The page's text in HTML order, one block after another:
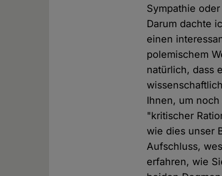
Sympathie
Darum dachte
einen
polemischem
natürlich, dass
Ihnen, um
"kritischer
wie dies unser
Aufschluss,
erfahren, wie